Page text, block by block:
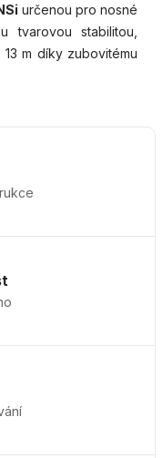
určenou pro nosné
stabilitou,
m díky zubovitému